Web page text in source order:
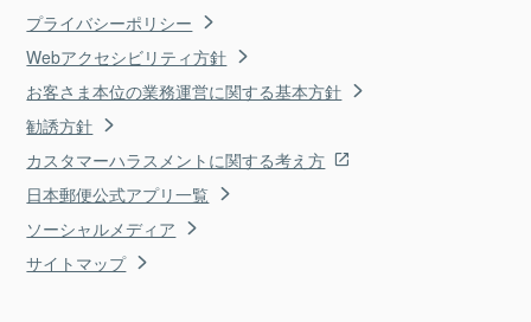
プライバシーポリシー
Webアクセシビリティ方針
お客さま本位の業務運営に関する基本方針
勧誘方針
カスタマーハラスメントに関する考え方
日本郵便公式アプリ一覧
ソーシャルメディア
サイトマップ